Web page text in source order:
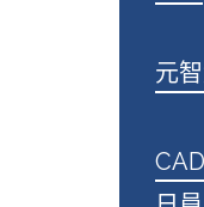
元